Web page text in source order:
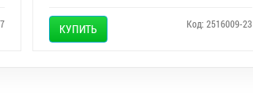
КУПИТЬ Код: 2516009-23